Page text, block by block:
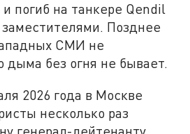
погиб на танкере Qendil
Позднее
СМИ не
дыма без огня не бывает.
2026 года в Москве
несколько раз